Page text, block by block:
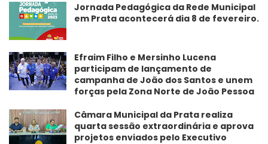
Jornada Pedagógica da Rede Municipal
em Prata acontecerá dia 8 de fevereiro.
Efraim Filho e Mersinho Lucena
participam de lançamento de
campanha de João dos Santos e unem
forças pela Zona Norte de João Pessoa
Câmara Municipal da Prata realiza
quarta sessão extraordinária e aprova
projetos enviados pelo Executivo